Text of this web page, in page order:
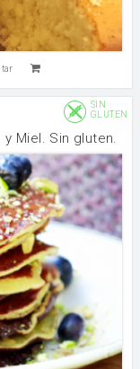
SIN
GLUTEN
Miel. Sin gluten.